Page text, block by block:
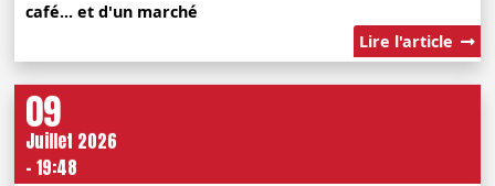
café... et d'un marché
Lire l'article
09
Juillet 2026
- 19:48